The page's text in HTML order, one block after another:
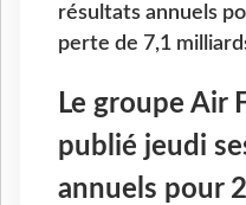
résultats annuels
perte de 7,1
Le groupe Air
publié jeudi
annuels pour